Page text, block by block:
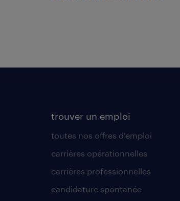
trouver un emploi
toutes nos offres d'emploi
carrières opérationnelles
carrières professionnelles
candidature spontanée